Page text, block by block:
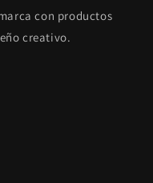
con productos
creativo.